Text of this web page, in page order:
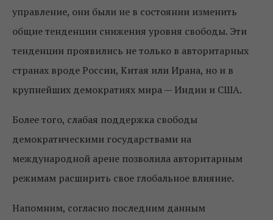
управление, они были не в состоянии изменить
общие тенденции снижения уровня свободы. Эти
тенденции проявились не только в авторитарных
странах вроде России, Китая или Ирана, но и в
крупнейших демократиях мира — Индии и США.
Более того, слабая поддержка свободы
демократическими государствами на
международной арене позволила авторитарным
режимам расширить свое глобальное влияние.
Напомним, согласно последним данным